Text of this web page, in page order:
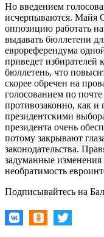
Но введением
исчерпываются. Майя
оппозицию работать
выдавать бюллетени
еврореферендума
приведет избирателей
бюллетень, что
скорее обречен на
голосованием по
противозаконно, как и
президентскими
президента очень
потому закрывают
законодательства.
задуманные
необратимость
Подписывайтесь на